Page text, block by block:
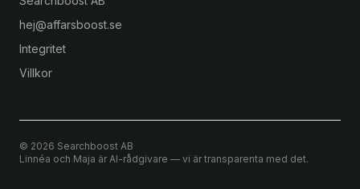
hej@affarsboost.se
Integritet
Villkor
© 2026 Searchboost AB
Linnéa och Maja är AI-rådgivare — vi är transparenta med det.